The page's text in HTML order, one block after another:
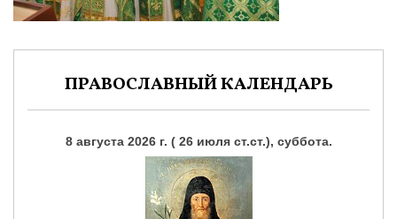
ПРАВОСЛАВНЫЙ КАЛЕНДАРЬ
8 августа 2026 г. ( 26 июля ст.ст.), суббота.